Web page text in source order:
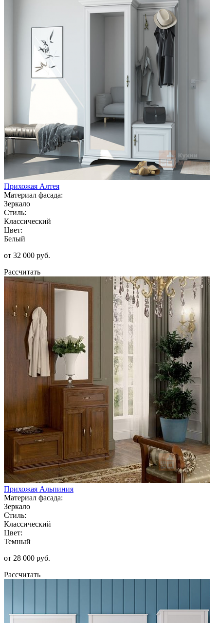
Прихожая Алтея
Материал фасада:
Зеркало
Стиль:
Классический
Цвет:
Белый
от 32 000 руб.
Рассчитать
Прихожая Альпиния
Материал фасада:
Зеркало
Стиль:
Классический
Цвет:
Темный
от 28 000 руб.
Рассчитать